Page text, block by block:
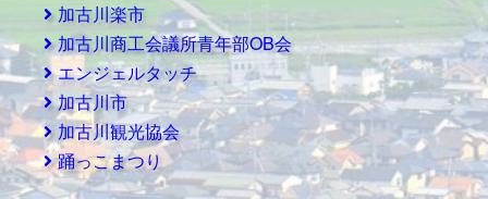
加古川楽市
加古川商工会議所青年部OB会
エンジェルタッチ
加古川市
加古川観光協会
踊っこまつり